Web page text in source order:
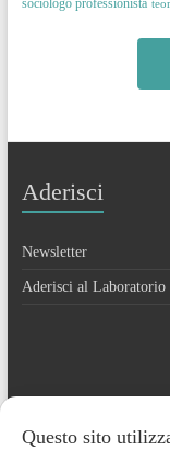
sociologo professionista
Aderisci
Newsletter
Aderisci al Laboratorio
Contatti
Questo sito